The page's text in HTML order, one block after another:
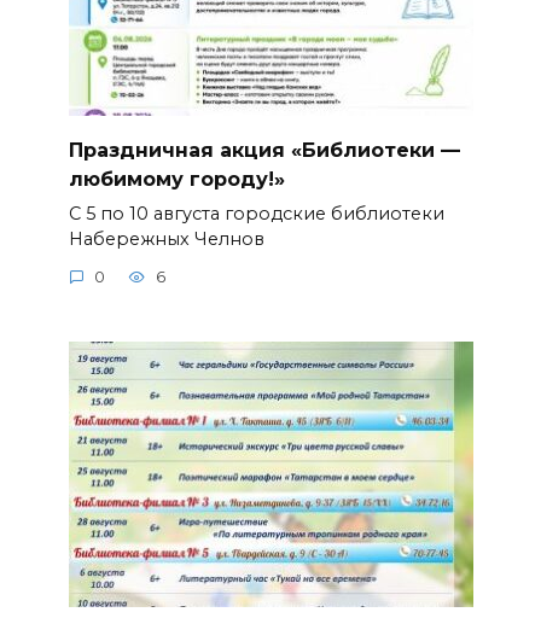
Праздничная акция «Библиотеки —
любимому городу!»
С 5 по 10 августа городские библиотеки
Набережных Челнов
0 6